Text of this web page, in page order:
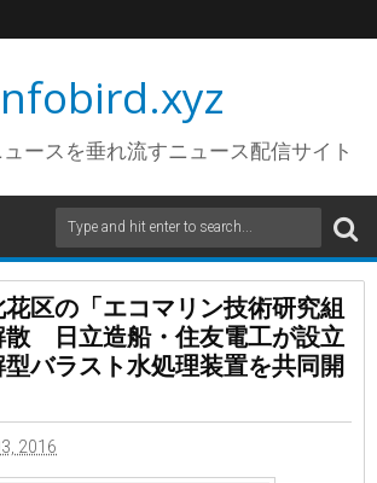
ースを垂れ流すニュース配信サイト
区の「エコマリン技術研究組
散 日立造船・住友電工が設立
型バラスト水処理装置を共同開
2016